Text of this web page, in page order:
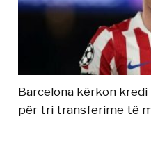
Barcelona kërkon
për tri transferime të